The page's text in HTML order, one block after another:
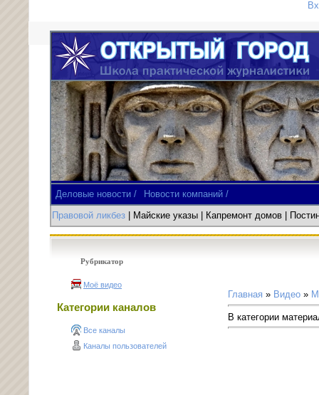
Деловые новости /
Новости компаний /
Правовой ликбез
| Майские указы Капремонт домов |
Рубрикатор
Моё видео
Категории каналов
Все каналы
Каналы пользователей
Главная » Видео »
В категории